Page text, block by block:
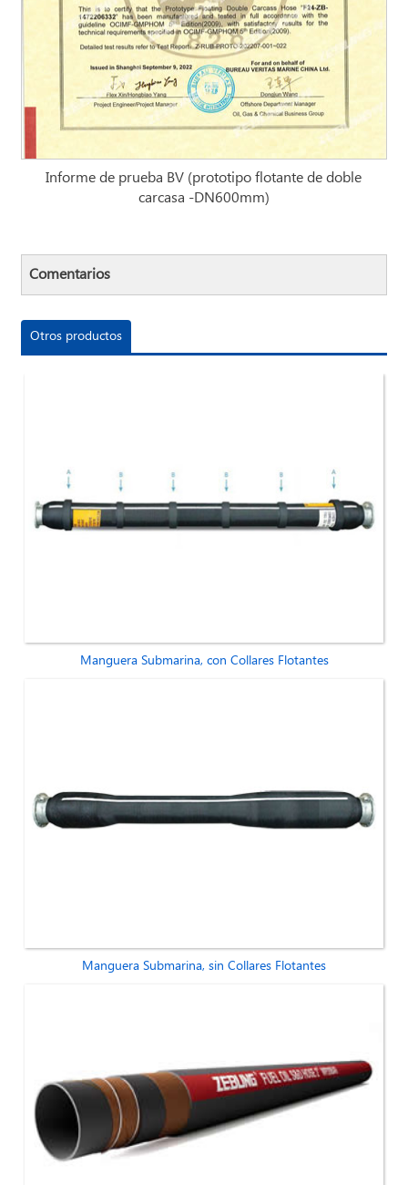
Informe de prueba BV (prototipo flotante de doble
carcasa -DN600mm)
Comentarios
Otros productos
Manguera Submarina, con Collares Flotantes
Manguera Submarina, sin Collares Flotantes